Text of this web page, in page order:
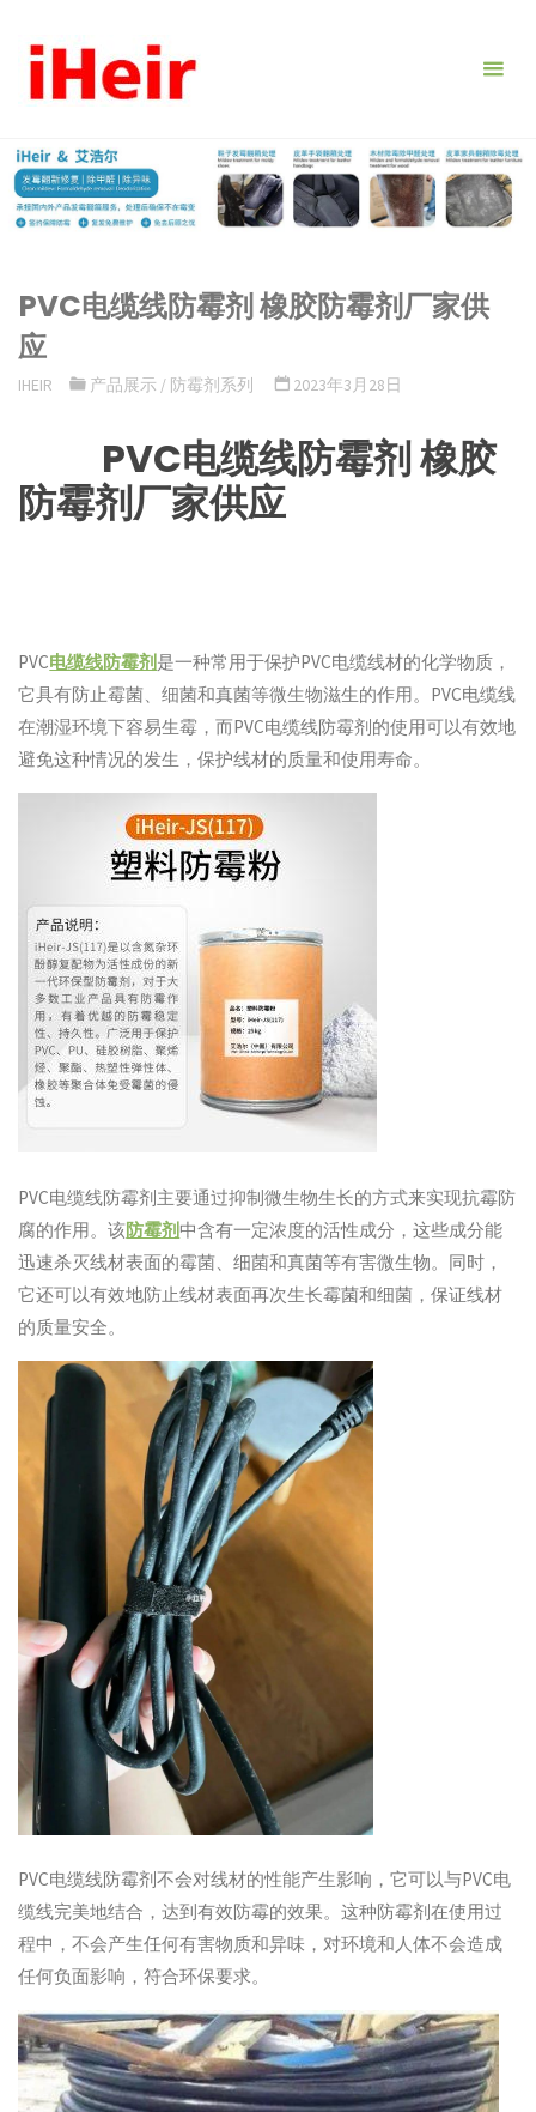
容。
PVC电缆线防霉剂 橡胶防霉剂厂家供
应
IHEIR 产品展示 / 防霉剂系列 2023年3月28日
PVC电缆线防霉剂 橡胶
防霉剂厂家供应
PVC电缆线防霉剂是一种常用于保护PVC电缆线材的化学物质，
它具有防止霉菌、细菌和真菌等微生物滋生的作用。PVC电缆线
在潮湿环境下容易生霉，而PVC电缆线防霉剂的使用可以有效地
避免这种情况的发生，保护线材的质量和使用寿命。
PVC电缆线防霉剂主要通过抑制微生物生长的方式来实现抗霉防
腐的作用。该防霉剂中含有一定浓度的活性成分，这些成分能
迅速杀灭线材表面的霉菌、细菌和真菌等有害微生物。同时，
它还可以有效地防止线材表面再次生长霉菌和细菌，保证线材
的质量安全。
PVC电缆线防霉剂不会对线材的性能产生影响，它可以与PVC电
缆线完美地结合，达到有效防霉的效果。这种防霉剂在使用过
程中，不会产生任何有害物质和异味，对环境和人体不会造成
任何负面影响，符合环保要求。